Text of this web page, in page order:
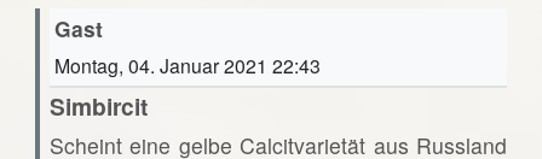
Gast
Montag, 04. Januar 2021 22:43
Simbircit
Scheint eine gelbe Calcitvarietät aus Russland